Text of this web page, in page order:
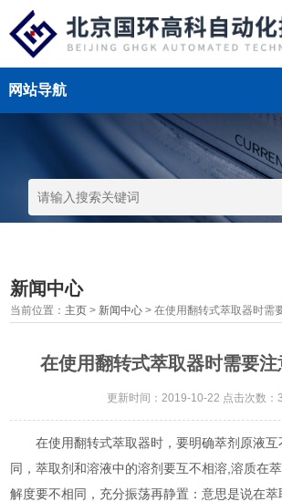
网站导航
新闻中心
当前位置： 主页 > 新闻中心 > 在使用翻转式萃取器时需
在使用翻转式萃取器时需要注
更新时间：2019-10-22 点击次数：
在使用翻转式萃取器时，要明确萃剂原液互
同，萃取剂和溶液中的溶剂要互不相溶,溶质在
解度要不相同，充分振荡再静置：意思是说在萃